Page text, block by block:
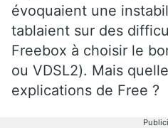
évoquaient une
tablaient sur des
Freebox à choisir le
ou VDSL2). Mais
explications de Free ?